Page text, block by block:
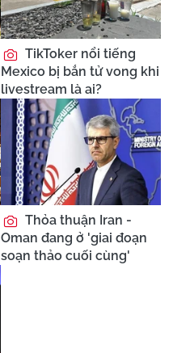
TikToker nổi tiếng
Mexico bị bắn tử vong khi
livestream là ai?
Thỏa thuận Iran -
Oman đang ở 'giai đoạn
soạn thảo cuối cùng'